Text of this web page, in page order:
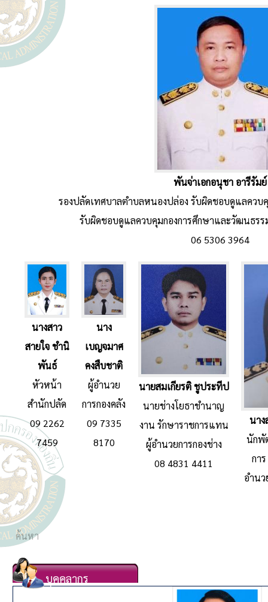
พันจ่าเอกอนุชา อารีรัมย์
รองปลัดเทศบาลตำบลหนองปล่อง รับผิดชอบดูแลควบ
รับผิดชอบดูแลควบคุมกองการศึกษาและวัฒนธรร
06 5306 3964
นางสาว
สายใจ ชำนิ
พันธ์
หัวหน้า
สำนักปลัด
09 2262
7459
นาง
เบญจมาศ
คงสืบชาติ
ผู้อำนวย
การกองคลัง
09 7335
8170
นายสมเกียรติ ชูประทีป
นายช่างโยธาชำนาญ
งาน รักษาราชการแทน
ผู้อำนวยการกองช่าง
08 4831 4411
นา
นักพั
กา
อำนว
บุคคลากร